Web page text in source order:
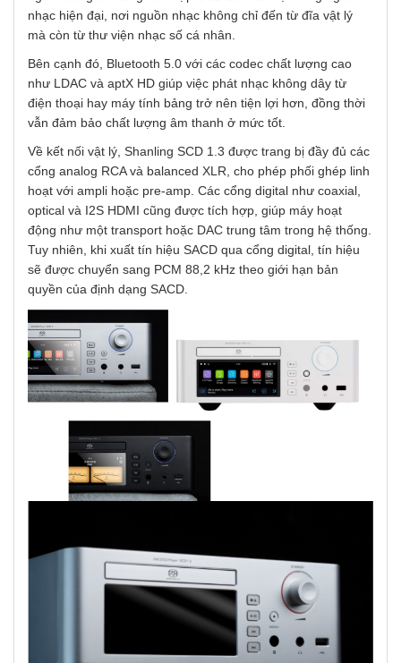
nhạc hiện đại, nơi nguồn nhạc không chỉ đến từ đĩa vật lý
mà còn từ thư viện nhạc số cá nhân.
Bên cạnh đó, Bluetooth 5.0 với các codec chất lượng cao
như LDAC và aptX HD giúp việc phát nhạc không dây từ
điện thoại hay máy tính bảng trở nên tiện lợi hơn, đồng thời
vẫn đảm bảo chất lượng âm thanh ở mức tốt.
Về kết nối vật lý, Shanling SCD 1.3 được trang bị đầy đủ các
cổng analog RCA và balanced XLR, cho phép phối ghép linh
hoạt với ampli hoặc pre-amp. Các cổng digital như coaxial,
optical và I2S HDMI cũng được tích hợp, giúp máy hoạt
động như một transport hoặc DAC trung tâm trong hệ thống.
Tuy nhiên, khi xuất tín hiệu SACD qua cổng digital, tín hiệu
sẽ được chuyển sang PCM 88,2 kHz theo giới hạn bản
quyền của định dạng SACD.